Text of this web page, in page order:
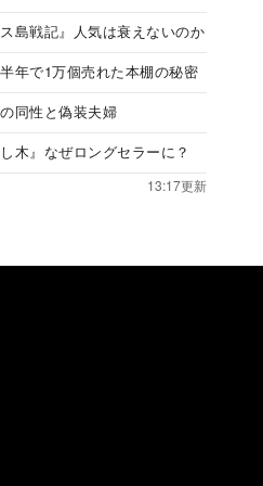
島戦記』人気は衰えないのか
年で1万個売れた本棚の秘密
同性と偽装夫婦
木』なぜロングセラーに？
13:17更新